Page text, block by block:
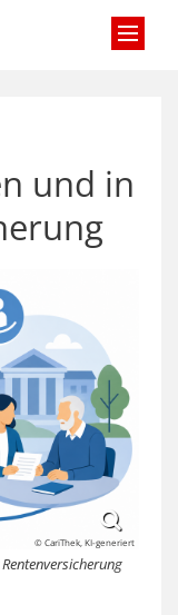
und in
© CariThek, KI-generiert